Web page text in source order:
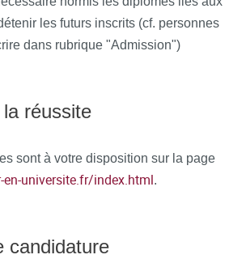
les futurs inscrits (cf. personnes
dans rubrique "Admission")
réussite
sont à votre disposition sur la page
universite.fr/index.html.
candidature